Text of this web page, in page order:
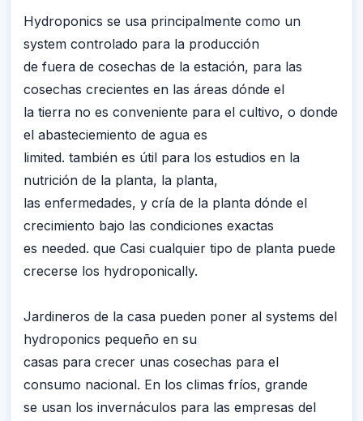
Hydroponics se usa principalmente como un
system controlado para la producción
de fuera de cosechas de la estación, para las
cosechas crecientes en las áreas dónde el
la tierra no es conveniente para el cultivo, o donde
el abasteciemiento de agua es
limited. también es útil para los estudios en la
nutrición de la planta, la planta,
las enfermedades, y cría de la planta dónde el
crecimiento bajo las condiciones exactas
es needed. que Casi cualquier tipo de planta puede
crecerse los hydroponically.
Jardineros de la casa pueden poner al systems del
hydroponics pequeño en su
casas para crecer unas cosechas para el
consumo nacional. En los climas fríos, grande
se usan los invernáculos para las empresas del